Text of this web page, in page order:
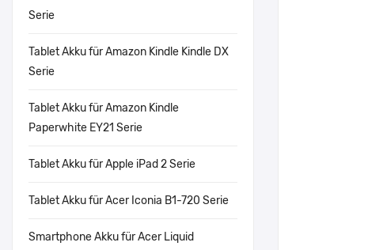
Serie
Tablet Akku für Amazon Kindle Kindle DX
Serie
Tablet Akku für Amazon Kindle
Paperwhite EY21 Serie
Tablet Akku für Apple iPad 2 Serie
Tablet Akku für Acer Iconia B1-720 Serie
Smartphone Akku für Acer Liquid